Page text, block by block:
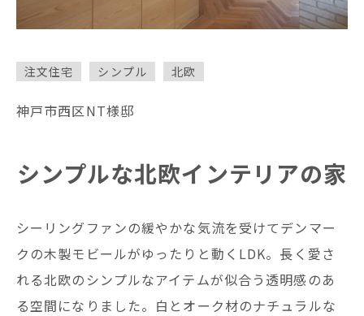
ヴィンテージ
和
注文住宅 シンプル 北欧
神戸市西区NT様邸
シンプルな北欧インテリアの家
シーリングファンの緩やかな気流を受けてデンマー
クの木製モビールがゆったりと動くLDK。長く愛さ
れる北欧のシンプルなアイテムが似合う透明感のあ
る空間になりました。白とオーク材のナチュラルな